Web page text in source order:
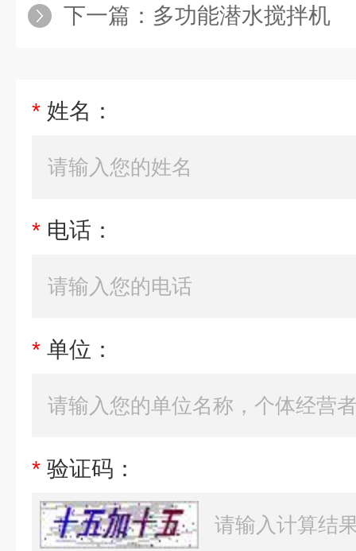
下一篇： 多功能潜水搅拌机
* 姓名：
* 电话：
* 单位：
* 验证码：